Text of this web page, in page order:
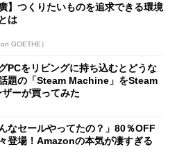
た
】つくりたいものを追求できる環境
は
GOETHE）
PCをリビングに持ち込むとどうな
題の「Steam Machine」をSteam
ーが買ってみた
なセールやってたの？」80％OFF
登場！Amazonの本気が凄すぎる